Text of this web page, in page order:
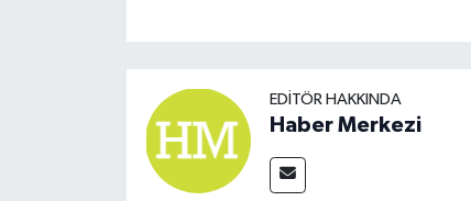
EDITÖR HAKKINDA
Haber Merkezi